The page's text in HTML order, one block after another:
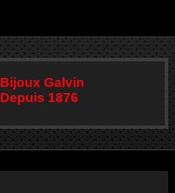
Bijoux Galvin
Depuis 1876